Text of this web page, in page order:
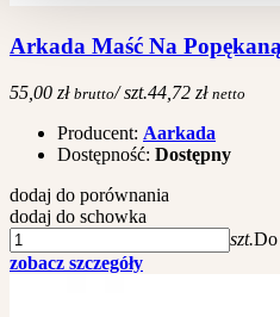
Arkada Maść Na
55,00 zł brutto/ szt.44,72 zł netto
Producent: Aarkada
Dostępność: Dostępny
dodaj do porównania
dodaj do schowka
szt.Do
zobacz szczegóły